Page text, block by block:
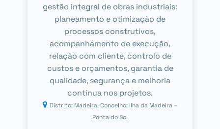
gestão integral de obras industriais:
planeamento e otimização de
processos construtivos,
acompanhamento de execução,
relação com cliente, controlo de
custos e orçamentos, garantia de
qualidade, segurança e melhoria
contínua nos projetos.
Distrito: Madeira, Concelho: Ilha da Madeira –
Ponta do Sol